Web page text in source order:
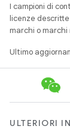
I campioni di
licenze
marchi o
Ultimo
ULTERIORI